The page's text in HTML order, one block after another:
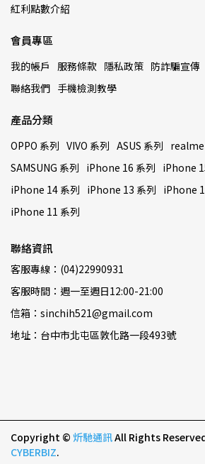
紅利點數介紹
會員專區
我的帳戶 服務條款 隱私政策 防詐騙宣傳
聯絡我們 手機檢測教學
產品分類
OPPO 系列 VIVO 系列 ASUS 系列 realme
SAMSUNG 系列 iPhone 16 系列 iPhone
iPhone 14 系列 iPhone 13 系列 iPhone
iPhone 11 系列
聯絡資訊
客服專線：(04)22990931
客服時間：週一至週日12:00-21:00
信箱：sinchih521@gmail.com
地址：台中市北屯區敦化路一段493號
Copyright © 炘馳通訊All Rights
CYBERBIZ.